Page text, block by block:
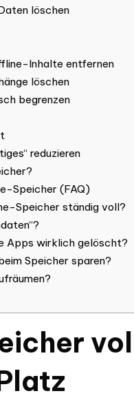
löschen
Inhalte entfernen
löschen
begrenzen
reduzieren
Speicher (FAQ)
Speicher ständig voll?
Apps wirklich gelöscht?
Speicher sparen?